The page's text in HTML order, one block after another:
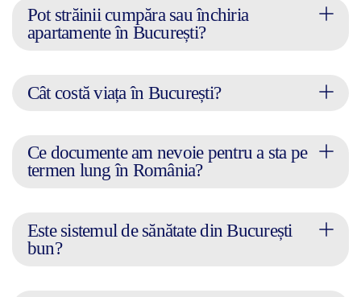
Pot străinii cumpăra sau închiria
apartamente în București?
Cât costă viața în București?
Ce documente am nevoie pentru a sta pe
termen lung în România?
Este sistemul de sănătate din București
bun?